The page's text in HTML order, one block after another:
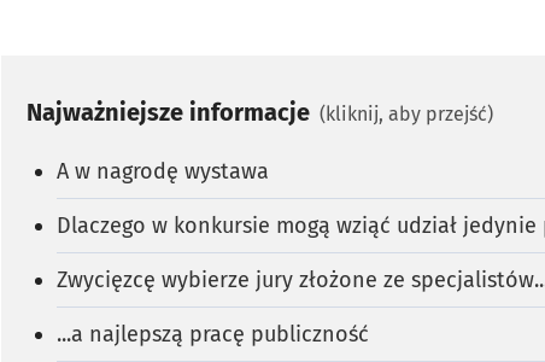
Najważniejsze informacje (kliknij, aby przejść)
A w nagrodę wystawa
Dlaczego w konkursie mogą wziąć udział
Zwycięzcę wybierze jury złożone ze
...a najlepszą pracę publiczność